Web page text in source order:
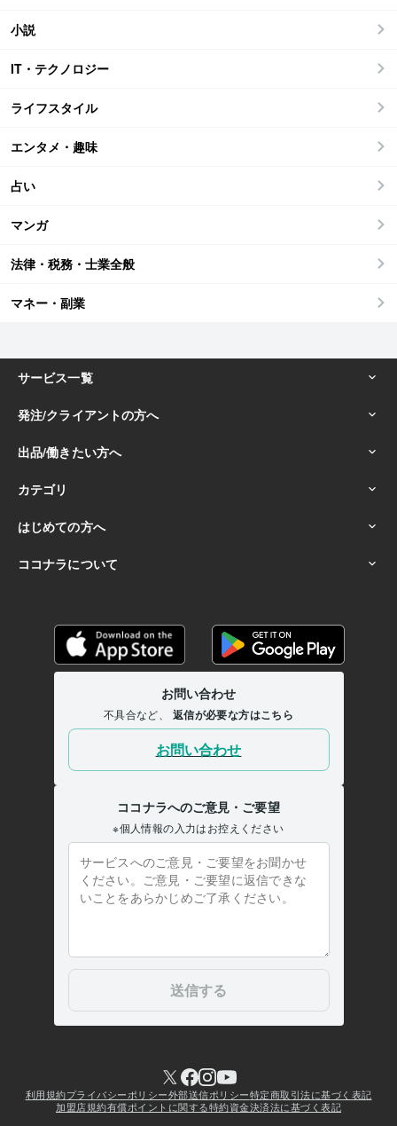
小説
IT・テクノロジー
ライフスタイル
エンタメ・趣味
占い
マンガ
法律・税務・士業全般
マネー・副業